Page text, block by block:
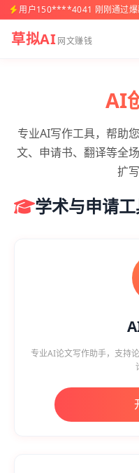
用户150****4041 刚刚通过爆
草拟AI网文赚钱
AI
专业AI写作工具，帮助
文、申请书、翻译等全
扩
学术与申请
专业AI论文写作助手，支持